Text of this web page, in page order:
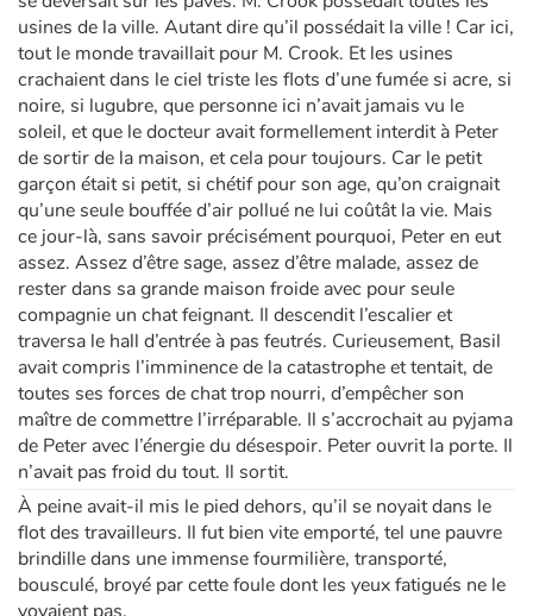
usines de la ville. Autant dire qu’il possédait la ville ! Car ici,
tout le monde travaillait pour M. Crook. Et les usines
crachaient dans le ciel triste les flots d’une fumée si acre, si
noire, si lugubre, que personne ici n’avait jamais vu le
soleil, et que le docteur avait formellement interdit à Peter
de sortir de la maison, et cela pour toujours. Car le petit
garçon était si petit, si chétif pour son age, qu’on craignait
qu’une seule bouffée d’air pollué ne lui coûtât la vie. Mais
ce jour-là, sans savoir précisément pourquoi, Peter en eut
assez. Assez d’être sage, assez d’être malade, assez de
rester dans sa grande maison froide avec pour seule
compagnie un chat feignant. Il descendit l’escalier et
traversa le hall d’entrée à pas feutrés. Curieusement, Basil
avait compris l’imminence de la catastrophe et tentait, de
toutes ses forces de chat trop nourri, d’empêcher son
maître de commettre l’irréparable. Il s’accrochait au pyjama
de Peter avec l’énergie du désespoir. Peter ouvrit la porte. Il
n’avait pas froid du tout. Il sortit.
À peine avait-il mis le pied dehors, qu’il se noyait dans le
flot des travailleurs. Il fut bien vite emporté, tel une pauvre
brindille dans une immense fourmilière, transporté,
bousculé, broyé par cette foule dont les yeux fatigués ne le